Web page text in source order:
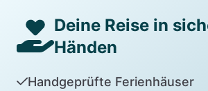
Deine Reise in
Händen
Handgeprüfte Ferienhäuser